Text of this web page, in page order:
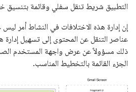
التطبيق شريط تنقل سفلي وقائمة بتنسيق
إن إدارة هذه الاختلافات في النشاط أمر
عناصر التنقل عن المحتوى إلى تسهيل إدارة
ذلك مسؤولاً عن عرض واجهة المستخدم
الجزء القائمة بالتخطيط المناسب.